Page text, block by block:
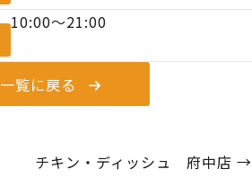
10:00〜21:00
一覧に戻る
チキン・ディッシュ 府中店 →